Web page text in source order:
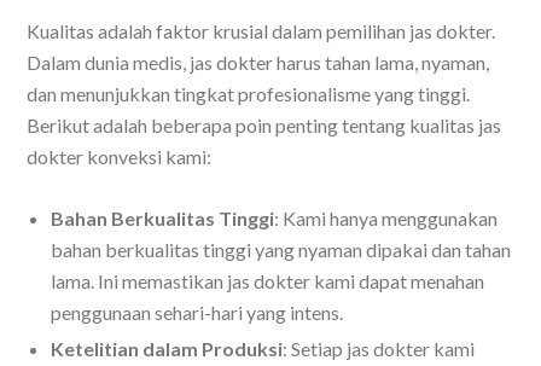
Kualitas adalah faktor krusial dalam pemilihan jas dokter.
Dalam dunia medis, jas dokter harus tahan lama, nyaman,
dan menunjukkan tingkat profesionalisme yang tinggi.
Berikut adalah beberapa poin penting tentang kualitas jas
dokter konveksi kami:
Bahan Berkualitas Tinggi: Kami hanya menggunakan
bahan berkualitas tinggi yang nyaman dipakai dan tahan
lama. Ini memastikan jas dokter kami dapat menahan
penggunaan sehari-hari yang intens.
Ketelitian dalam Produksi: Setiap jas dokter kami